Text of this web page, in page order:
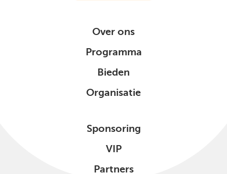
Over ons
Programma
Bieden
Organisatie
Sponsoring
VIP
Partners